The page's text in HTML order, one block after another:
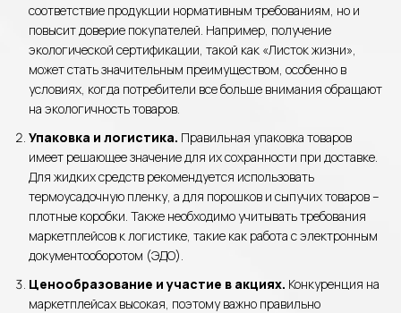
соответствие продукции нормативным требованиям, но и
повысит доверие покупателей. Например, получение
экологической сертификации, такой как «Листок жизни»,
может стать значительным преимуществом, особенно в
условиях, когда потребители все больше внимания обращают
на экологичность товаров.
Упаковка и логистика. Правильная упаковка товаров
имеет решающее значение для их сохранности при доставке.
Для жидких средств рекомендуется использовать
термоусадочную пленку, а для порошков и сыпучих товаров –
плотные коробки. Также необходимо учитывать требования
маркетплейсов к логистике, такие как работа с электронным
документооборотом (ЭДО).
Ценообразование и участие в акциях. Конкуренция на
маркетплейсах высокая, поэтому важно правильно